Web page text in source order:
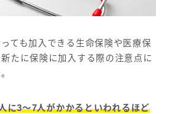
ても加入できる生命保険や医療保
たに保険に加入する際の注意点に
に3～7人がかかるといわれるほど